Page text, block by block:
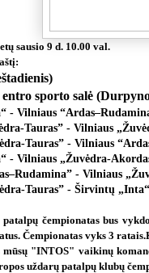
sausio 9 d. 10.00 val.
sporto salė
- Vilniaus
Tauras” - Vilniaus
Tauras” - Vilniaus
- Vilniaus „Žuvėdra-
- Vilniaus
Tauras” - Širvintų „Inta“
čempionatas bus
Čempionatas vyks 3 ratais.
"INTOS" vaikinų
uždarų patalpų klubų